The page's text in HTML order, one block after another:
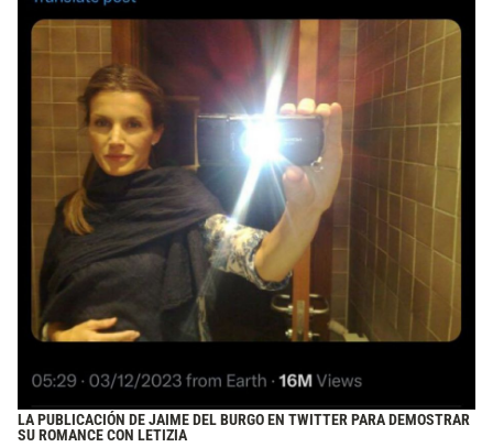
LA PUBLICACIÓN DE JAIME DEL BURGO EN TWITTER PARA DEMOSTRAR
SU ROMANCE CON LETIZIA